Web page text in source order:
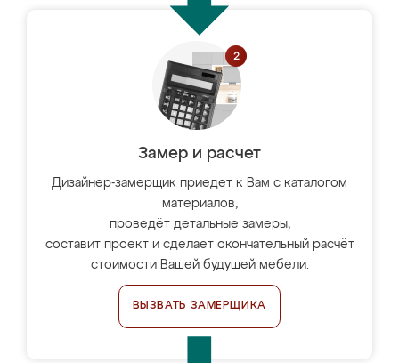
Замер и расчет
Дизайнер-замерщик приедет к Вам с каталогом
материалов,
проведёт детальные замеры,
составит проект и сделает окончательный расчёт
стоимости Вашей будущей мебели.
ВЫЗВАТЬ ЗАМЕРЩИКА